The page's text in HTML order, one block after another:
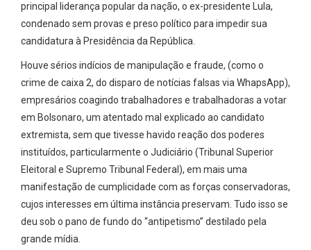
principal liderança popular da nação, o ex-presidente Lula,
condenado sem provas e preso político para impedir sua
candidatura à Presidência da República.
Houve sérios indícios de manipulação e fraude, (como o
crime de caixa 2, do disparo de notícias falsas via WhapsApp),
empresários coagindo trabalhadores e trabalhadoras a votar
em Bolsonaro, um atentado mal explicado ao candidato
extremista, sem que tivesse havido reação dos poderes
instituídos, particularmente o Judiciário (Tribunal Superior
Eleitoral e Supremo Tribunal Federal), em mais uma
manifestação de cumplicidade com as forças conservadoras,
cujos interesses em última instância preservam. Tudo isso se
deu sob o pano de fundo do “antipetismo” destilado pela
grande mídia.